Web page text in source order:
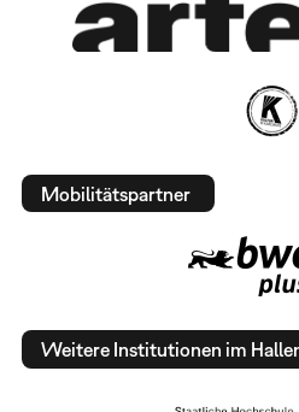
Mobilitätspartner
Weitere Institutionen im